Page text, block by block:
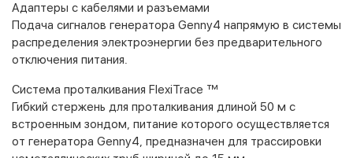
Адаптеры с кабелями и разъемами
Подача сигналов генератора Genny4 напрямую в системы
распределения электроэнергии без предварительного
отключения питания.
Система проталкивания FlexiTrace ™
Гибкий стержень для проталкивания длиной 50 м с
встроенным зондом, питание которого осуществляется
от генератора Genny4, предназначен для трассировки